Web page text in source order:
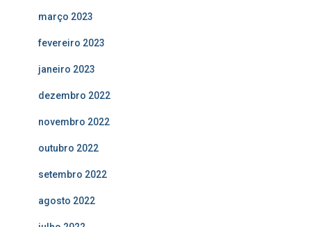
março 2023
fevereiro 2023
janeiro 2023
dezembro 2022
novembro 2022
outubro 2022
setembro 2022
agosto 2022